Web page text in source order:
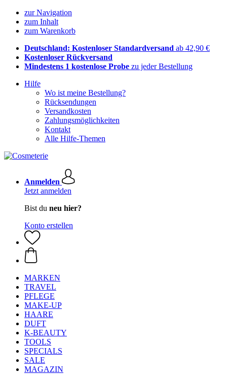
zur Navigation
zum Inhalt
zum Warenkorb
Deutschland: Kostenloser Standardversand ab 42,90 €
Kostenloser Rückversand
Mindestens 1 kostenlose Probe zu jeder Bestellung
Hilfe
Wo ist meine Bestellung?
Rücksendungen
Versandkosten
Zahlungsmöglichkeiten
Kontakt
Alle Hilfe-Themen
Anmelden
Jetzt anmelden
Bist du neu hier?
Konto erstellen
MARKEN
TRAVEL
PFLEGE
MAKE-UP
HAARE
DUFT
K-BEAUTY
TOOLS
SPECIALS
SALE
MAGAZIN